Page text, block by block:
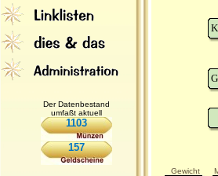
Der Datenbestand
umfaßt aktuell
1103
157
Gewicht